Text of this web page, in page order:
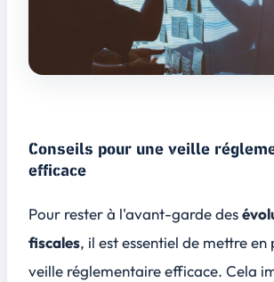
Conseils pour une veille
efficace
Pour rester à l'avant-garde des
fiscales, il est essentiel de mettre en
veille réglementaire efficace. Cela